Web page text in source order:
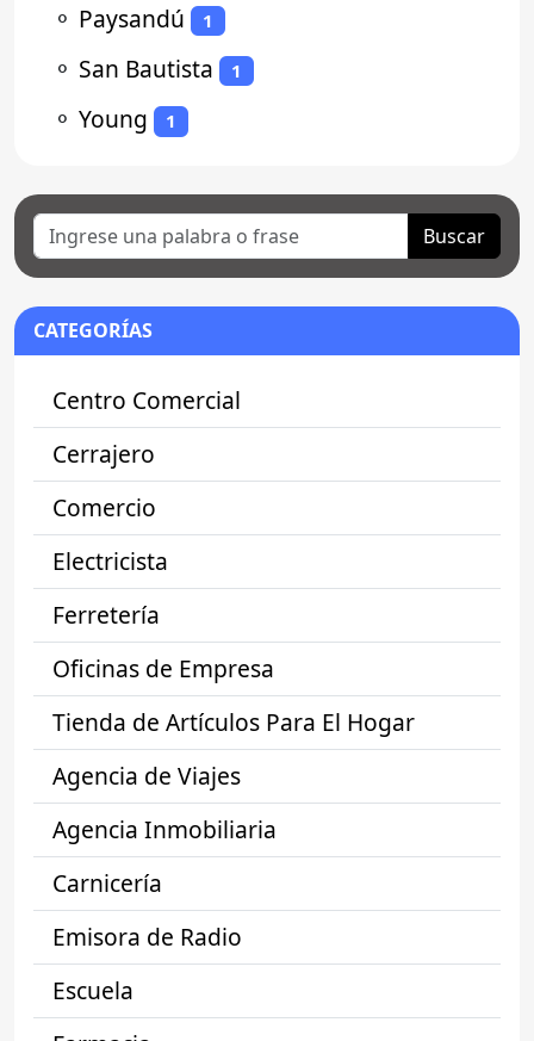
⚬ Paysandú 1
⚬ San Bautista 1
⚬ Young 1
Buscar
CATEGORÍAS
Centro Comercial
Cerrajero
Comercio
Electricista
Ferretería
Oficinas de Empresa
Tienda de Artículos Para El Hogar
Agencia de Viajes
Agencia Inmobiliaria
Carnicería
Emisora de Radio
Escuela